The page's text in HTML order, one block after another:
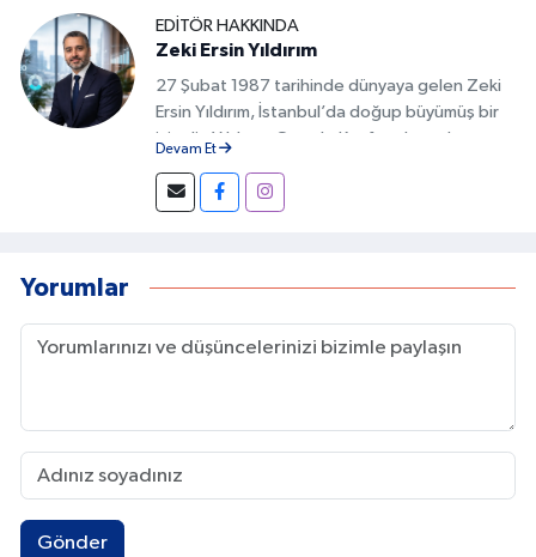
EDITÖR HAKKINDA
Zeki Ersin Yıldırım
27 Şubat 1987 tarihinde dünyaya gelen Zeki
Ersin Yıldırım, İstanbul’da doğup büyümüş bir
isimdir. Yıldırım, Google Keşfet alanında
alanda fark yaratan isimlerden biri olmuştur.
İçeriklerin doğru başlıklarla hazırlanması,
Devam Et
Yorumlar
Gönder